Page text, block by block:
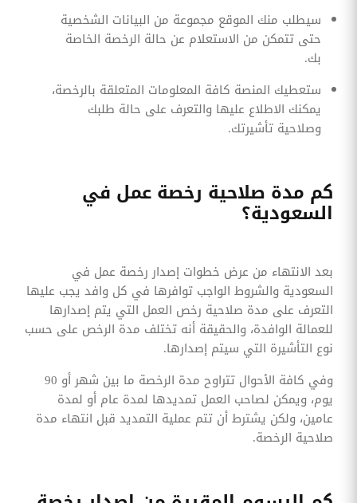
سيطلب منك الموقع مجموعة من البيانات الشخصية
حتى تتمكن من الاستعلام عن حالة الرخصة الخاصة
بك.
ستعطيك المنصة كافة المعلومات المتعلقة بالرخصة،
يمكنك الاطلاع عليها والتعرف على حالة طلبك
وصلاحية تأشيرتك.
كم مدة صلاحية رخصة عمل في
السعودية؟
بعد الانتهاء من عرض خطوات إصدار رخصة عمل في
السعودية والشروط الواجب توافرها في كل وافد يجب عليها
التعرف على مدة صلاحية رخص العمل التي يتم إصدارها
للعمالة الوافدة، والحقيقة أنه تختلف مدة الرخص على حسب
نوع التأشيرة التي سيتم إصدارها.
وفي كافة الأحوال تتراوح مدة الرخصة ما بين شهر أو 90
يوم، ويمكن لصاحب العمل تمديدها لمدة عام أو لمدة
عامين، ولكن يشترط أن تتم عملية التمديد قبل انتهاء مدة
صلاحية الرخصة.